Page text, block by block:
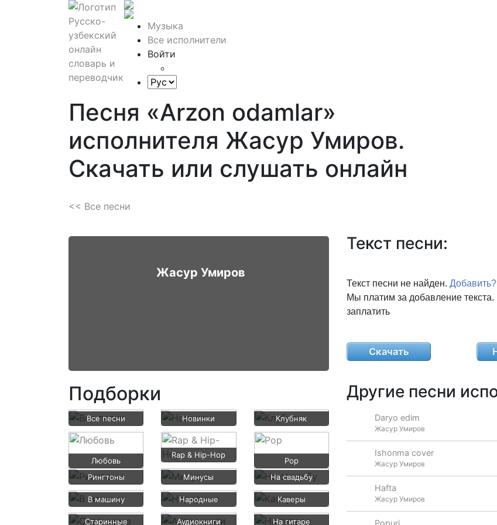
Музыка
Все исполнители
Войти
Песня «Arzon odamlar»
исполнителя Жасур Умиров.
Скачать или слушать онлайн
<< Все песни
Текст песни:
Текст песни не найден. Добавить?
Мы платим за добавление
заплатить
Скачать
Другие песни
Daryo edim
Жасур Умиров
Ishonma cover
Жасур Умиров
Hafta
Жасур Умиров
Popuri
Жасур Умиров
Подборки
Все песни Новинки Клубняк
Любовь
Rap & Hip-Hop
Pop
Рингтоны
Минусы На свадьбу
В машину Народные Каверы
Старинные Аудиокниги На гитаре